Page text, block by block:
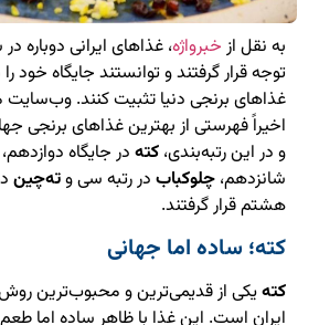
به نقل از خبرواژه، غذاهای ایرانی دوباره
توجه قرار گرفتند و توانستند جایگاه خود
اخیراً فهرستی از بهترین غذاهای برنجی
و در این رتبه‌بندی، کته در جایگاه دوازدهم،
شانزدهم، چلوکباب در رتبه سی وته‌چین
هشتم قرار گرفتند.
کته؛ ساده اما جهانی
کتهیکی از قدیمی‌ترین و محبوب‌ترین
ایران است. این غذا با ظاهر ساده اما